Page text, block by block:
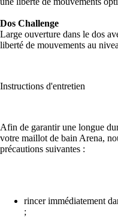
Dos Challenge
Large ouverture dans le dos
liberté de mouvements au
Instructions d'entretien
Afin de garantir une longue
votre maillot de bain Arena,
précautions suivantes :
rincer immédiatement
;